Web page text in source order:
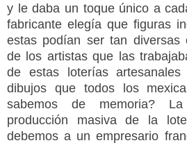
y le daba un toque único a
fabricante elegía que figuras
estas podían ser tan diversas
de los artistas que las
de estas loterías
dibujos que todos los
sabemos de memoria?
producción masiva de la
debemos a un empresario